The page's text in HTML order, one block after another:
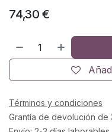
74,30 €
Términos y condiciones
Grantía de devolución de